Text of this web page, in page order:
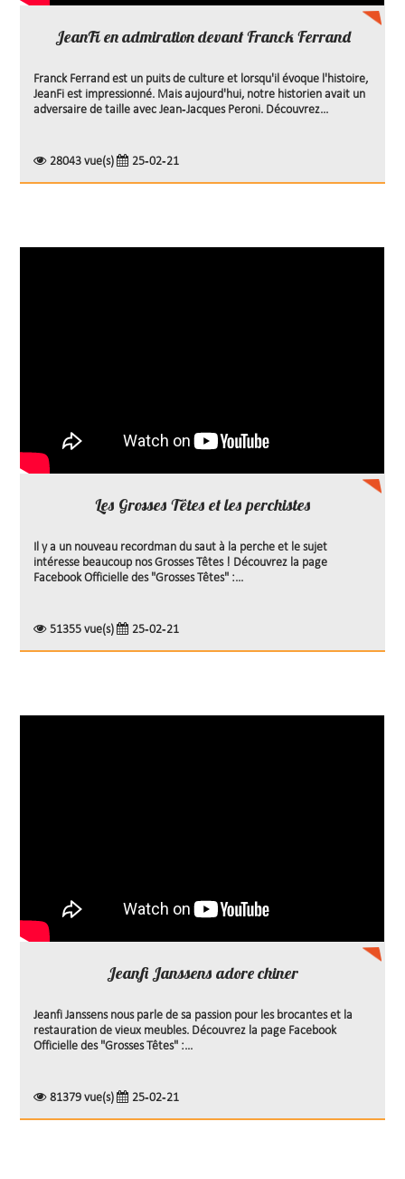
JeanFi en admiration devant Franck Ferrand
Franck Ferrand est un puits de culture et lorsqu'il évoque l'histoire,
JeanFi est impressionné. Mais aujourd'hui, notre historien avait un
adversaire de taille avec Jean-Jacques Peroni. Découvrez...
28043 vue(s) 25-02-21
Les Grosses Têtes et les perchistes
Il y a un nouveau recordman du saut à la perche et le sujet
intéresse beaucoup nos Grosses Têtes ! Découvrez la page
Facebook Officielle des "Grosses Têtes" :...
51355 vue(s) 25-02-21
Jeanfi Janssens adore chiner
Jeanfi Janssens nous parle de sa passion pour les brocantes et la
restauration de vieux meubles. Découvrez la page Facebook
Officielle des "Grosses Têtes" :...
81379 vue(s) 25-02-21